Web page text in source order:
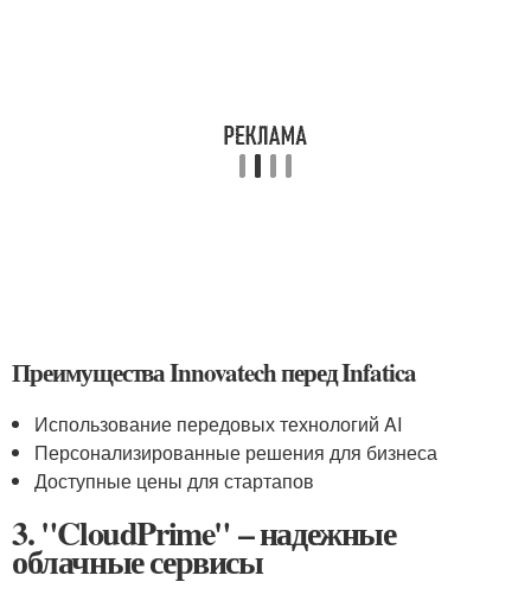
Преимущества Innovatech перед Infatica
Использование передовых технологий AI
Персонализированные решения для бизнеса
Доступные цены для стартапов
3. "CloudPrime" – надежные
облачные сервисы